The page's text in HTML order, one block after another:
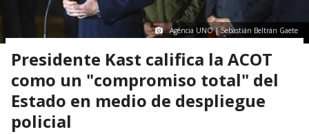
Agencia UNO | Sebastián Beltrán Gaete
Presidente Kast califica la ACOT
como un "compromiso total" del
Estado en medio de despliegue
policial